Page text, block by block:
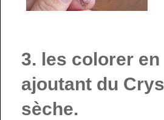
3. les colorer
ajoutant du
sèche.